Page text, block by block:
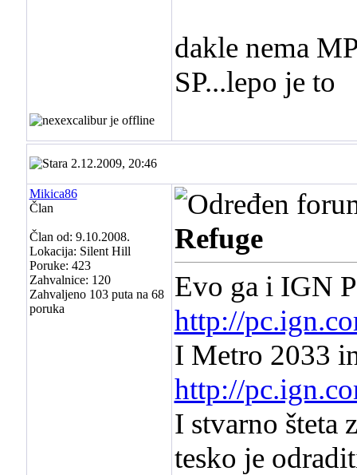
dakle nema
SP...lepo je to
2.12.2009, 20:46
Mikica86
Član
Član od: 9.10.2008.
Lokacija: Silent Hill
Poruke: 423
Zahvalnice: 120
Zahvaljeno 103 puta na 68
poruka
Refuge
Evo ga i IGN
http://
I Metro 2033
http://
I stvarno šteta
tesko je